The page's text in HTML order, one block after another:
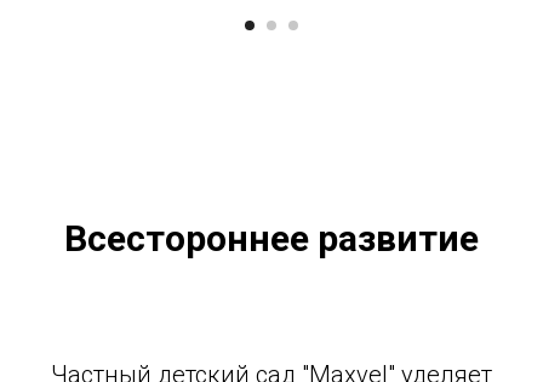
Всестороннее развитие
Частный детский сад "Maxvel" уделяет